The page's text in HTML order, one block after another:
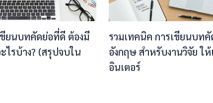
ขียนบทคัดย่อที่ดี ต้องมี
ไรบ้าง? (สรุปจบใน
รวมเทคนิค การเขียนบท
อังกฤษ สำหรับงานวิจัย ใ
อินเตอร์